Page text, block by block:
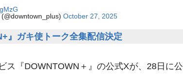
October 27, 2025
』ガキ使トーク全集配信決定
『DOWNTOWN＋』の公式Xが、28日に公